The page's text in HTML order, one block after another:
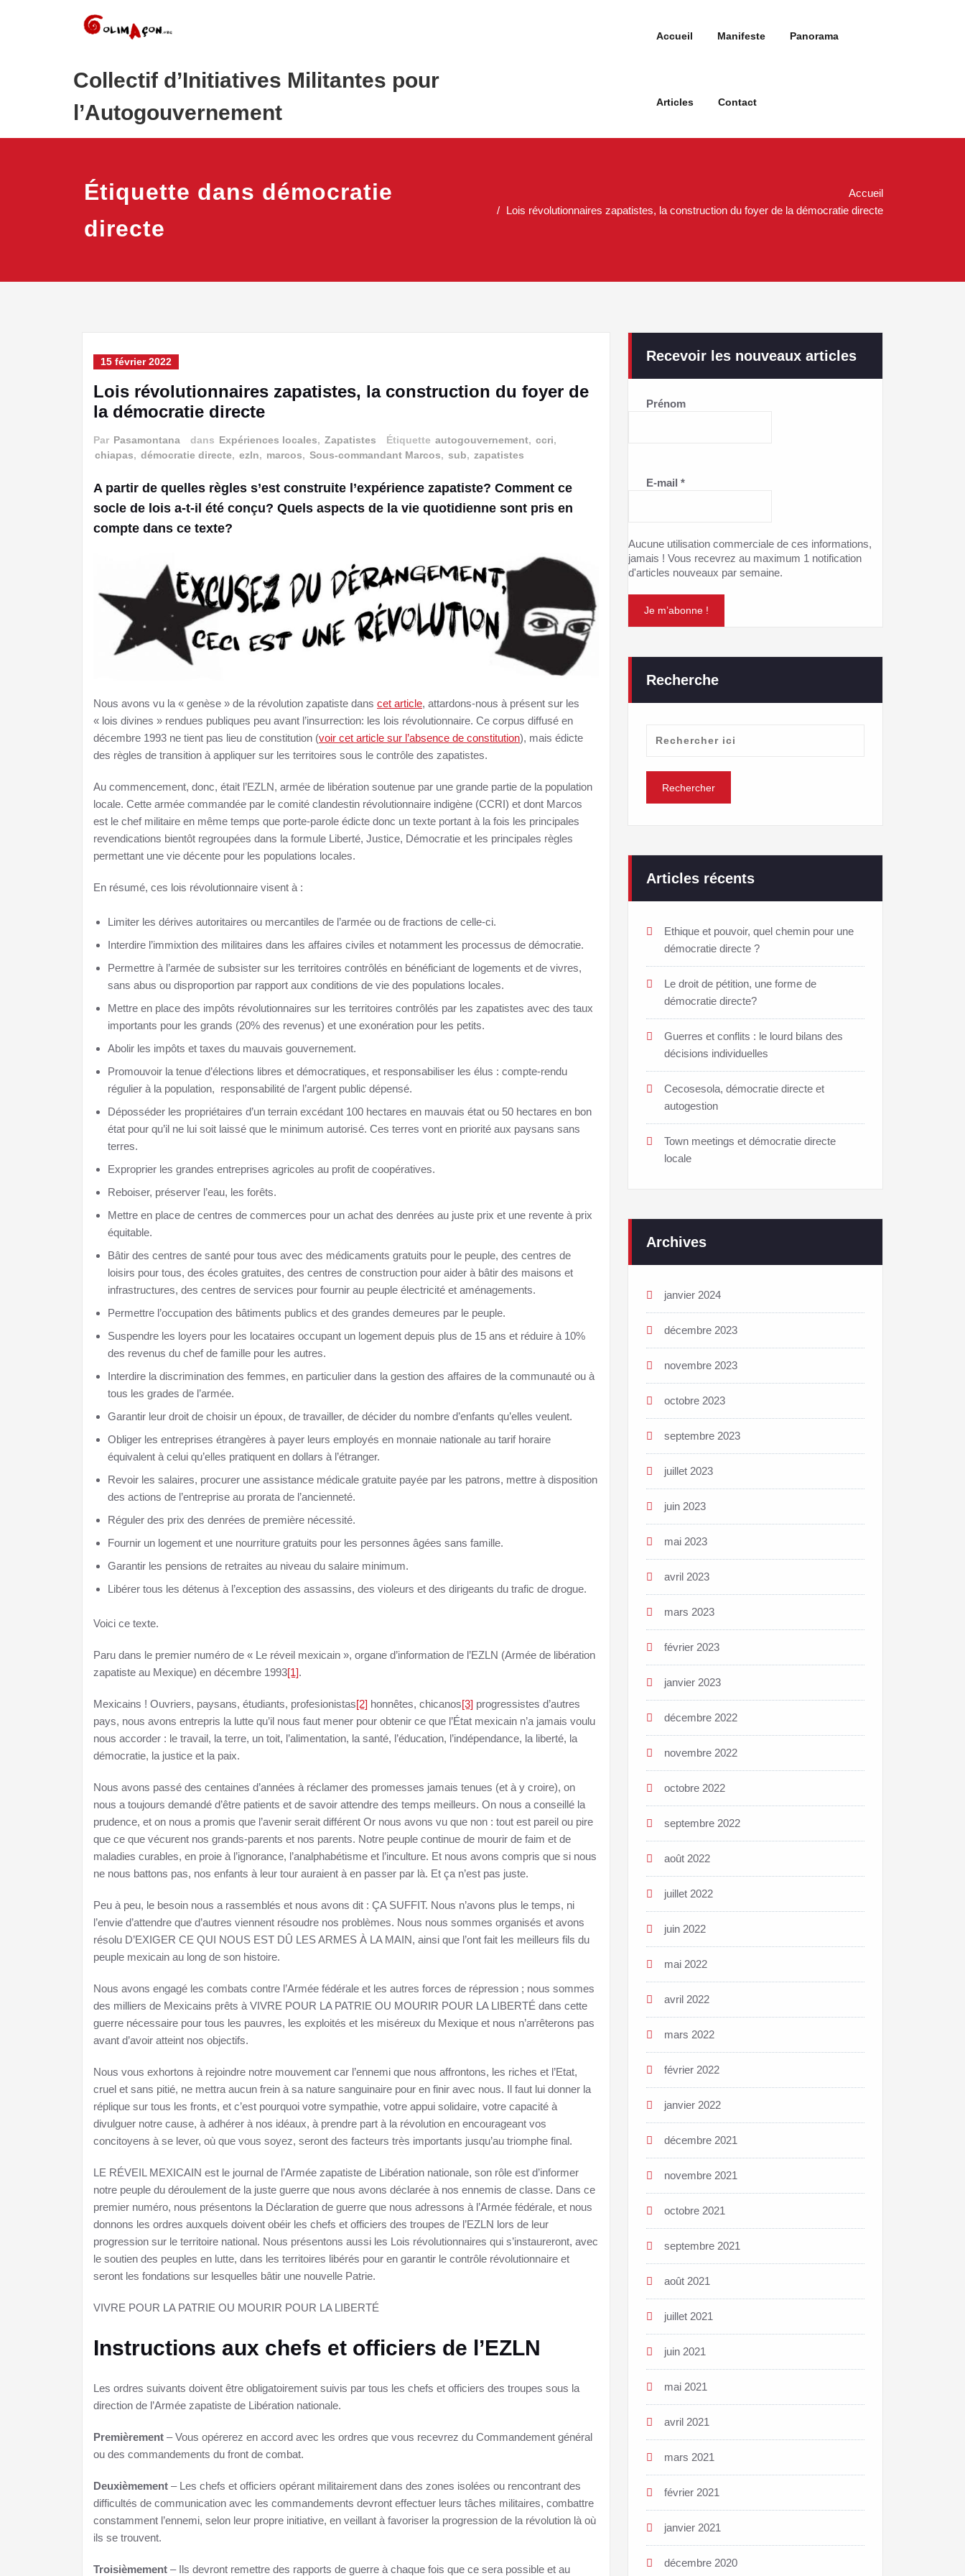
Collectif d’Initiatives Militantes pour
l’Autogouvernement
Accueil Manifeste Panorama
Articles Contact
Étiquette dans démocratie
directe
Accueil
Lois révolutionnaires zapatistes, la construction du foyer de la démocratie directe
15 février 2022
Lois révolutionnaires zapatistes, la construction du foyer de
la démocratie directe
Par Pasamontana dans Expériences locales, Zapatistes Étiquette autogouvernement, ccri,
chiapas, démocratie directe, ezln, marcos, Sous-commandant Marcos, sub, zapatistes
A partir de quelles règles s’est construite l’expérience zapatiste? Comment ce
socle de lois a-t-il été conçu? Quels aspects de la vie quotidienne sont pris en
compte dans ce texte?
Nous avons vu la « genèse » de la révolution zapatiste dans cet article, attardons-nous à présent sur les
« lois divines » rendues publiques peu avant l’insurrection: les lois révolutionnaire. Ce corpus diffusé en
décembre 1993 ne tient pas lieu de constitution (voir cet article sur l’absence de constitution), mais édicte
des règles de transition à appliquer sur les territoires sous le contrôle des zapatistes.
Au commencement, donc, était l’EZLN, armée de libération soutenue par une grande partie de la population
locale. Cette armée commandée par le comité clandestin révolutionnaire indigène (CCRI) et dont Marcos
est le chef militaire en même temps que porte-parole édicte donc un texte portant à la fois les principales
revendications bientôt regroupées dans la formule Liberté, Justice, Démocratie et les principales règles
permettant une vie décente pour les populations locales.
En résumé, ces lois révolutionnaire visent à :
Limiter les dérives autoritaires ou mercantiles de l’armée ou de fractions de celle-ci.
Interdire l’immixtion des militaires dans les affaires civiles et notamment les processus de démocratie.
Permettre à l’armée de subsister sur les territoires contrôlés en bénéficiant de logements et de vivres,
sans abus ou disproportion par rapport aux conditions de vie des populations locales.
Mettre en place des impôts révolutionnaires sur les territoires contrôlés par les zapatistes avec des taux
importants pour les grands (20% des revenus) et une exonération pour les petits.
Abolir les impôts et taxes du mauvais gouvernement.
Promouvoir la tenue d’élections libres et démocratiques, et responsabiliser les élus : compte-rendu
régulier à la population, responsabilité de l’argent public dépensé.
Déposséder les propriétaires d’un terrain excédant 100 hectares en mauvais état ou 50 hectares en bon
état pour qu’il ne lui soit laissé que le minimum autorisé. Ces terres vont en priorité aux paysans sans
terres.
Exproprier les grandes entreprises agricoles au profit de coopératives.
Reboiser, préserver l’eau, les forêts.
Mettre en place de centres de commerces pour un achat des denrées au juste prix et une revente à prix
équitable.
Bâtir des centres de santé pour tous avec des médicaments gratuits pour le peuple, des centres de
loisirs pour tous, des écoles gratuites, des centres de construction pour aider à bâtir des maisons et
infrastructures, des centres de services pour fournir au peuple électricité et aménagements.
Permettre l’occupation des bâtiments publics et des grandes demeures par le peuple.
Suspendre les loyers pour les locataires occupant un logement depuis plus de 15 ans et réduire à 10%
des revenus du chef de famille pour les autres.
Interdire la discrimination des femmes, en particulier dans la gestion des affaires de la communauté ou à
tous les grades de l’armée.
Garantir leur droit de choisir un époux, de travailler, de décider du nombre d’enfants qu’elles veulent.
Obliger les entreprises étrangères à payer leurs employés en monnaie nationale au tarif horaire
équivalent à celui qu’elles pratiquent en dollars à l’étranger.
Revoir les salaires, procurer une assistance médicale gratuite payée par les patrons, mettre à disposition
des actions de l’entreprise au prorata de l’ancienneté.
Réguler des prix des denrées de première nécessité.
Fournir un logement et une nourriture gratuits pour les personnes âgées sans famille.
Garantir les pensions de retraites au niveau du salaire minimum.
Libérer tous les détenus à l’exception des assassins, des violeurs et des dirigeants du trafic de drogue.
Voici ce texte.
Paru dans le premier numéro de « Le réveil mexicain », organe d’information de l’EZLN (Armée de libération
zapatiste au Mexique) en décembre 1993[1].
Mexicains ! Ouvriers, paysans, étudiants, profesionistas[2] honnêtes, chicanos[3] progressistes d’autres
pays, nous avons entrepris la lutte qu’il nous faut mener pour obtenir ce que l’État mexicain n’a jamais voulu
nous accorder : le travail, la terre, un toit, l’alimentation, la santé, l’éducation, l’indépendance, la liberté, la
démocratie, la justice et la paix.
Nous avons passé des centaines d’années à réclamer des promesses jamais tenues (et à y croire), on
nous a toujours demandé d’être patients et de savoir attendre des temps meilleurs. On nous a conseillé la
prudence, et on nous a promis que l’avenir serait différent Or nous avons vu que non : tout est pareil ou pire
que ce que vécurent nos grands-parents et nos parents. Notre peuple continue de mourir de faim et de
maladies curables, en proie à l’ignorance, l’analphabétisme et l’inculture. Et nous avons compris que si nous
ne nous battons pas, nos enfants à leur tour auraient à en passer par là. Et ça n’est pas juste.
Peu à peu, le besoin nous a rassemblés et nous avons dit : ÇA SUFFIT. Nous n’avons plus le temps, ni
l’envie d’attendre que d’autres viennent résoudre nos problèmes. Nous nous sommes organisés et avons
résolu D’EXIGER CE QUI NOUS EST DÛ LES ARMES À LA MAIN, ainsi que l’ont fait les meilleurs fils du
peuple mexicain au long de son histoire.
Nous avons engagé les combats contre l’Armée fédérale et les autres forces de répression ; nous sommes
des milliers de Mexicains prêts à VIVRE POUR LA PATRIE OU MOURIR POUR LA LIBERTÉ dans cette
guerre nécessaire pour tous les pauvres, les exploités et les miséreux du Mexique et nous n’arrêterons pas
avant d’avoir atteint nos objectifs.
Nous vous exhortons à rejoindre notre mouvement car l’ennemi que nous affrontons, les riches et l’Etat,
cruel et sans pitié, ne mettra aucun frein à sa nature sanguinaire pour en finir avec nous. Il faut lui donner la
réplique sur tous les fronts, et c’est pourquoi votre sympathie, votre appui solidaire, votre capacité à
divulguer notre cause, à adhérer à nos idéaux, à prendre part à la révolution en encourageant vos
concitoyens à se lever, où que vous soyez, seront des facteurs très importants jusqu’au triomphe final.
LE RÉVEIL MEXICAIN est le journal de l’Armée zapatiste de Libération nationale, son rôle est d’informer
notre peuple du déroulement de la juste guerre que nous avons déclarée à nos ennemis de classe. Dans ce
premier numéro, nous présentons la Déclaration de guerre que nous adressons à l’Armée fédérale, et nous
donnons les ordres auxquels doivent obéir les chefs et offi­ciers des troupes de l’EZLN lors de leur
progression sur le territoire national. Nous présentons aussi les Lois révolutionnaires qui s’instaureront, avec
le soutien des peuples en lutte, dans les territoires libérés pour en garantir le contrôle révolutionnaire et
seront les fondations sur lesquelles bâtir une nouvelle Patrie.
VIVRE POUR LA PATRIE OU MOURIR POUR LA LIBERTÉ
Instructions aux chefs et officiers de l’EZLN
Les ordres suivants doivent être obligatoirement suivis par tous les chefs et officiers des troupes sous la
direction de l’Armée zapatiste de Libération nationale.
Premièrement – Vous opérerez en accord avec les ordres que vous recevrez du Commandement général
ou des commandements du front de combat.
Deuxièmement – Les chefs et officiers opérant militairement dans des zones isolées ou rencontrant des
difficultés de communication avec les commandements devront effectuer leurs tâches militaires, combattre
constamment l’ennemi, selon leur propre initiative, en veillant à favoriser la progression de la révolution là où
ils se trouvent.
Troisièmement – Ils devront remettre des rapports de guerre à chaque fois que ce sera possible et au
Recevoir les nouveaux articles
Prénom
E-mail *
Aucune utilisation commerciale de ces informations,
jamais ! Vous recevrez au maximum 1 notification
d'articles nouveaux par semaine.
Recherche
Articles récents
Ethique et pouvoir, quel chemin pour une
démocratie directe ?
Le droit de pétition, une forme de
démocratie directe?
Guerres et conflits : le lourd bilans des
décisions individuelles
Cecosesola, démocratie directe et
autogestion
Town meetings et démocratie directe
locale
Archives
janvier 2024
décembre 2023
novembre 2023
octobre 2023
septembre 2023
juillet 2023
juin 2023
mai 2023
avril 2023
mars 2023
février 2023
janvier 2023
décembre 2022
novembre 2022
octobre 2022
septembre 2022
août 2022
juillet 2022
juin 2022
mai 2022
avril 2022
mars 2022
février 2022
janvier 2022
décembre 2021
novembre 2021
octobre 2021
septembre 2021
août 2021
juillet 2021
juin 2021
mai 2021
avril 2021
mars 2021
février 2021
janvier 2021
décembre 2020